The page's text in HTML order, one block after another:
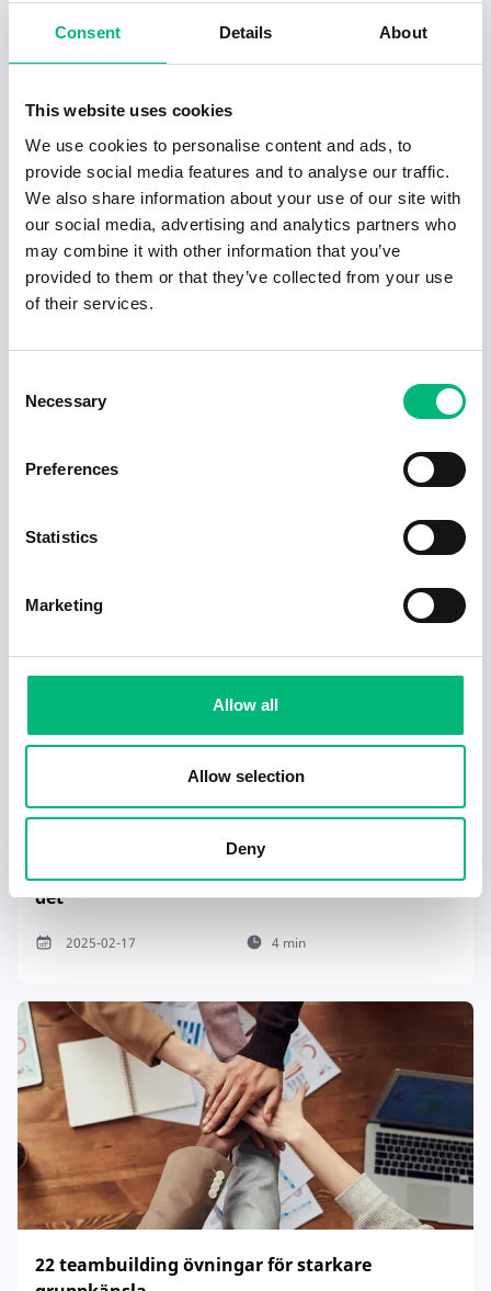
Consent Details About
This website uses cookies
We use cookies to personalise content and ads, to
provide social media features and to analyse our traffic.
We also share information about your use of our site with
our social media, advertising and analytics partners who
may combine it with other information that you’ve
provided to them or that they’ve collected from your use
of their services.
Selection
Necessary
Preferences
Statistics
Marketing
Allow all
Allow selection
Deny
Senaste publiceringarna i Jobbnytt
Visa fler artiklar
2025-02-20
det
2025-02-17 4 min
22 teambuilding övningar för starkare